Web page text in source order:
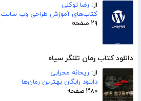
از: رضا توکلی
کتاب‌های آموزش طراحی وب سایت
۲۹ صفحه
دانلود کتاب رمان تلنگر سیاه
از: ریحانه محرابی
دانلود رایگان بهترین رمان‌ها
۳۸۰ صفحه